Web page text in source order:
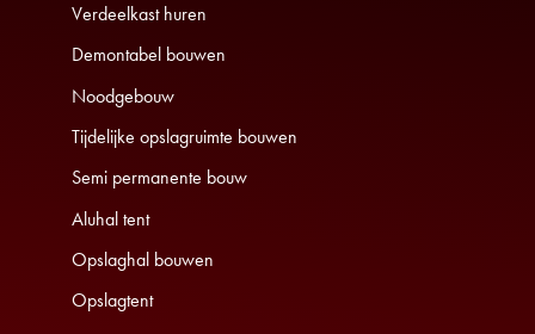
Verdeelkast huren
Demontabel bouwen
Noodgebouw
Tijdelijke opslagruimte bouwen
Semi permanente bouw
Aluhal tent
Opslaghal bouwen
Opslagtent